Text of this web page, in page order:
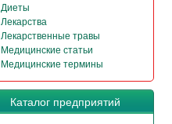
Диеты
Лекарства
Лекарственные травы
Медицинские статьи
Медицинские термины
Каталог предприятий